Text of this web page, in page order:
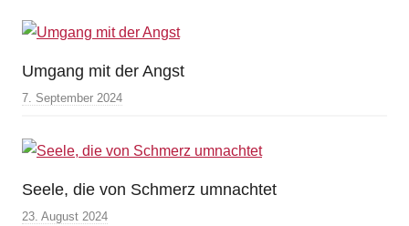
Umgang mit der Angst
7. September 2024
Seele, die von Schmerz umnachtet
23. August 2024